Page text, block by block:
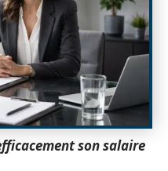
son salaire